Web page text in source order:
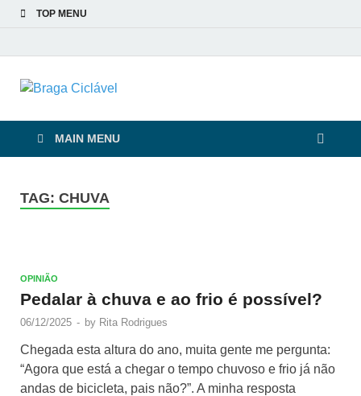
TOP MENU
Braga Ciclável
MAIN MENU
TAG: CHUVA
OPINIÃO
Pedalar à chuva e ao frio é possível?
06/12/2025 - by Rita Rodrigues
Chegada esta altura do ano, muita gente me pergunta:
“Agora que está a chegar o tempo chuvoso e frio já não
andas de bicicleta, pais não?”. A minha resposta